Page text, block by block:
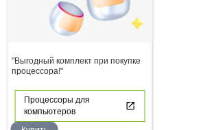
"Выгодный комплект при покупке
процессора!"
Процессоры для
компьютеров